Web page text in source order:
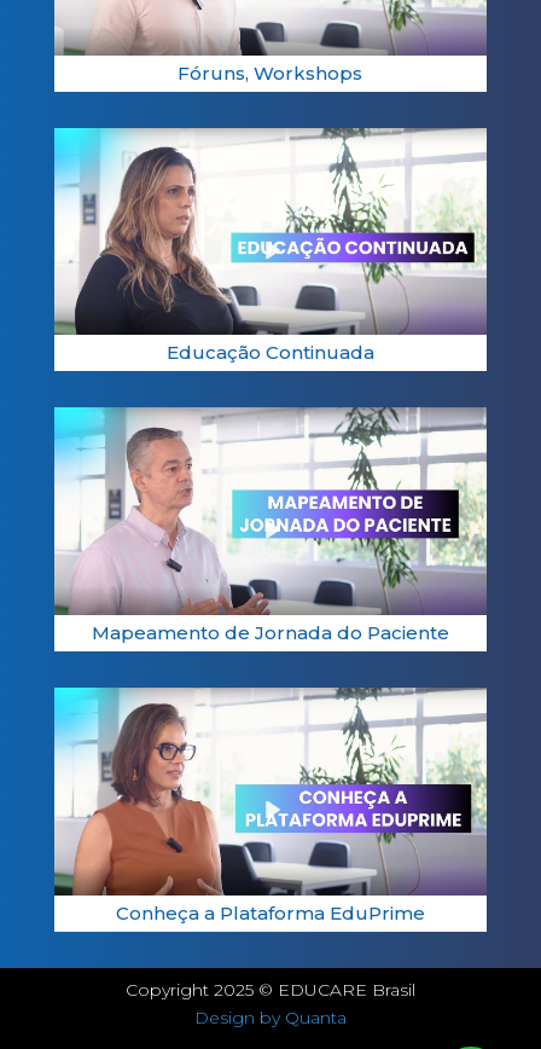
00:51
Fóruns, Workshops
00:49
Educação Continuada
01:16
Play
Mapeamento de Jornada do Paciente
00:41
Play
Conheça a Plataforma EduPrime
Copyright 2025 © EDUCARE Brasil
Design by Quanta